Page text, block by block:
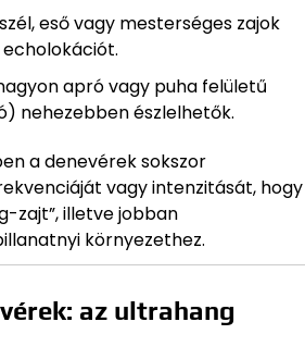
eső vagy mesterséges zajok
apró vagy puha felületű
nehezebben észlelhetők.
a denevérek sokszor
vagy intenzitását, hogy
zajt”, illetve jobban
környezethez.
az ultrahang